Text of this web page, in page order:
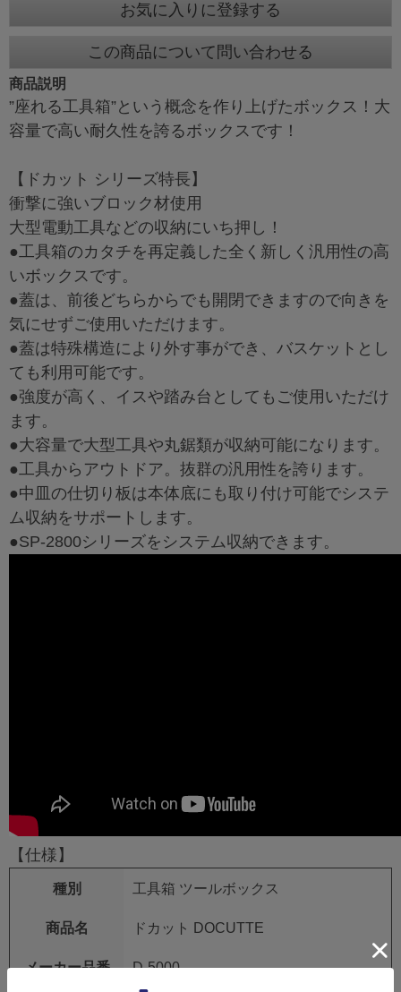
お気に入りに登録する
この商品について問い合わせる
商品説明
”座れる工具箱”という概念を作り上げたボックス！大
容量で高い耐久性を誇るボックスです！
【ドカット シリーズ特長】
衝撃に強いブロック材使用
大型電動工具などの収納にいち押し！
●工具箱のカタチを再定義した全く新しく汎用性の高
いボックスです。
●蓋は、前後どちらからでも開閉できますので向きを
気にせずご使用いただけます。
●蓋は特殊構造により外す事ができ、バスケットとし
ても利用可能です。
●強度が高く、イスや踏み台としてもご使用いただけ
ます。
●大容量で大型工具や丸鋸類が収納可能になります。
●工具からアウトドア。抜群の汎用性を誇ります。
●中皿の仕切り板は本体底にも取り付け可能でシステ
ム収納をサポートします。
●SP-2800シリーズをシステム収納できます。
【仕様】
種別 工具箱 ツールボックス
商品名 ドカット DOCUTTE
メーカー品番 D-5000